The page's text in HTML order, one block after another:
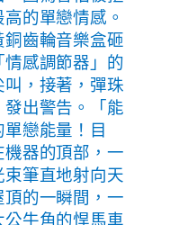
的單戀情感。
齒輪音樂盒砸
感調節器」的
，接著，彈珠
出警告。「能
戀能量！目
器的頂部，一
筆直地射向天
的一瞬間，一
牛角的悍馬車